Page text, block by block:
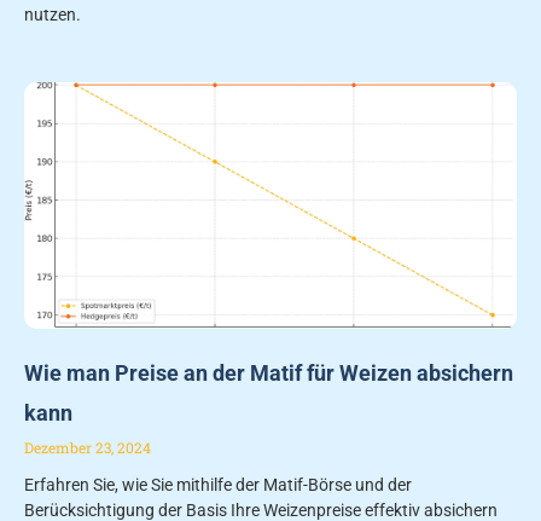
nutzen.
Wie man Preise an der Matif für Weizen absichern
kann
Dezember 23, 2024
Erfahren Sie, wie Sie mithilfe der Matif-Börse und der
Berücksichtigung der Basis Ihre Weizenpreise effektiv absichern